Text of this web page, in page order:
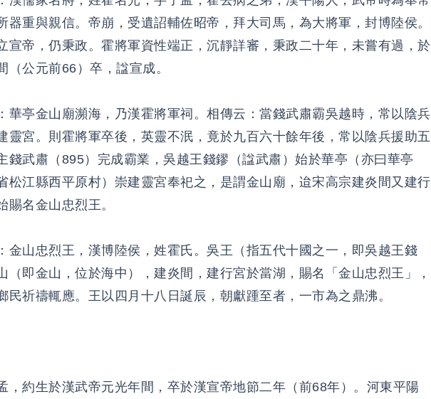
器重與親信。帝崩，受遺詔輔佐昭帝，拜大司馬，為大將軍，封博陸侯。
宣帝，仍秉政。霍將軍資性端正，沉靜詳審，秉政二十年，未嘗有過，於
（公元前66）卒，諡宣成。
華亭金山廟瀕海，乃漢霍將軍祠。相傳云：當錢武肅霸吳越時，常以陰兵
靈宮。則霍將軍卒後，英靈不泯，竟於九百六十餘年後，常以陰兵援助五
錢武肅（895）完成霸業，吳越王錢鏐（諡武肅）始於華亭（亦曰華亭
松江縣西平原村）崇建靈宮奉祀之，是謂金山廟，迨宋高宗建炎間又建行
賜名金山忠烈王。
金山忠烈王，漢博陸侯，姓霍氏。吳王（指五代十國之一，即吳越王錢
（即金山，位於海中），建炎間，建行宮於當湖，賜名「金山忠烈王」，
民祈禱輒應。王以四月十八日誕辰，朝獻踵至者，一市為之鼎沸。
，約生於漢武帝元光年間，卒於漢宣帝地節二年（前68年）。河東平陽